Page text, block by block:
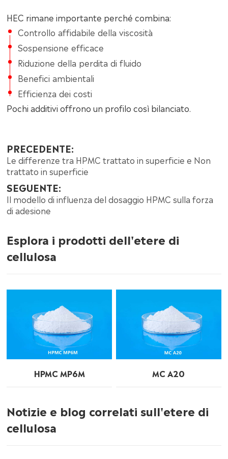
HEC rimane importante perché combina:
Controllo affidabile della viscosità
Sospensione efficace
Riduzione della perdita di fluido
Benefici ambientali
Efficienza dei costi
Pochi additivi offrono un profilo così bilanciato.
PRECEDENTE:
Le differenze tra HPMC trattato in superficie e Non
trattato in superficie
SEGUENTE:
Il modello di influenza del dosaggio HPMC sulla forza
di adesione
Esplora i prodotti dell'etere di
cellulosa
HPMC MP6M MC A20
Notizie e blog correlati sull'etere di
cellulosa